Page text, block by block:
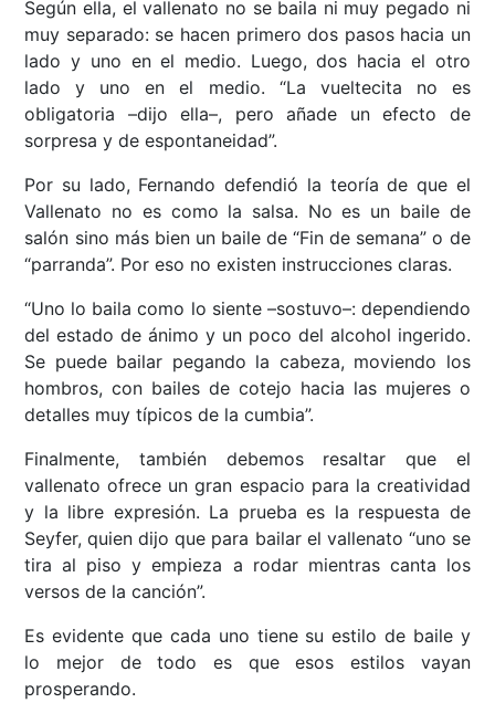
Según ella, el vallenato no se baila ni muy pegado ni
muy separado: se hacen primero dos pasos hacia un
lado y uno en el medio. Luego, dos hacia el otro
lado y uno en el medio. “La vueltecita no es
obligatoria –dijo ella–, pero añade un efecto de
sorpresa y de espontaneidad”.
Por su lado, Fernando defendió la teoría de que el
Vallenato no es como la salsa. No es un baile de
salón sino más bien un baile de “Fin de semana” o de
“parranda”. Por eso no existen instrucciones claras.
“Uno lo baila como lo siente –sostuvo–: dependiendo
del estado de ánimo y un poco del alcohol ingerido.
Se puede bailar pegando la cabeza, moviendo los
hombros, con bailes de cotejo hacia las mujeres o
detalles muy típicos de la cumbia”.
Finalmente, también debemos resaltar que el
vallenato ofrece un gran espacio para la creatividad
y la libre expresión. La prueba es la respuesta de
Seyfer, quien dijo que para bailar el vallenato “uno se
tira al piso y empieza a rodar mientras canta los
versos de la canción”.
Es evidente que cada uno tiene su estilo de baile y
lo mejor de todo es que esos estilos vayan
prosperando.